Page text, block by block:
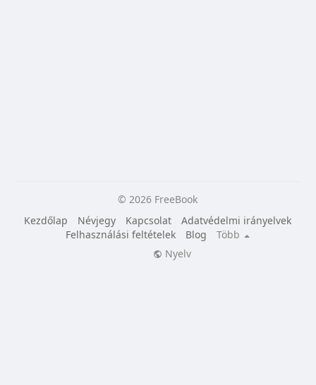
© 2026 FreeBook
Kezdőlap
Névjegy Kapcsolat
Adatvédelmi irányelvek
Felhasználási feltételek
Blog
Több
Nyelv